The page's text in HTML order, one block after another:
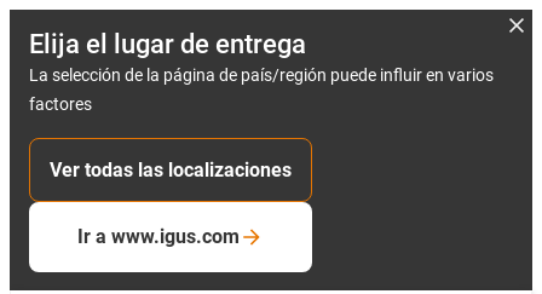
Elija el lugar de entrega
La selección de la página de país/región puede influir en varios
factores
Ver todas las localizaciones
Ir a www.igus.com